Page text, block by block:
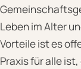
Leben im Alter
Vorteile ist es
Praxis für alle